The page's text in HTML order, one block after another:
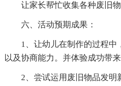
让家长帮忙收集各种废旧物
六、活动预期成果：
1、让幼儿在制作的过程中
以及协商能力。并体验成功带来
2、尝试运用废旧物品发明